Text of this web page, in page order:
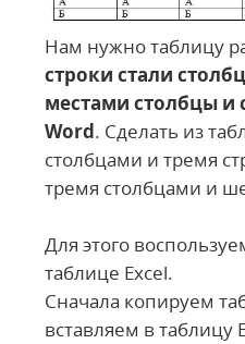
Нам нужно таблицу
строки стали
местами столбцы и
Word. Сделать из
столбцами и тремя
тремя столбцами и
Для этого
таблице Excel.
Сначала копируем
вставляем в таблицу